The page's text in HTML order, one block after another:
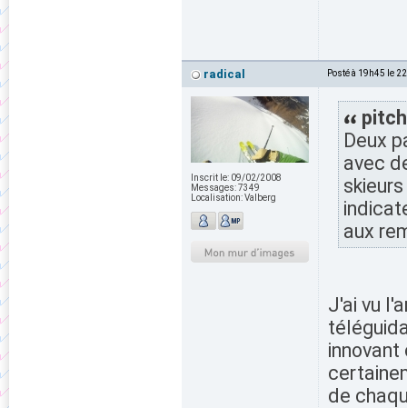
radical Posté à 19h45 le
Inscrit le: 09/02/2008
Messages:7349
Localisation:Valberg
Deux
avec
aux
J'ai vu
de